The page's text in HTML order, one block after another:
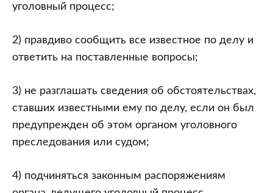
уголовный процесс;
2) правдиво сообщить все известное по делу и
ответить на поставленные вопросы;
3) не разглашать сведения об обстоятельствах,
ставших известными ему по делу, если он был
предупрежден об этом органом уголовного
преследования или судом;
4) подчиняться законным распоряжениям